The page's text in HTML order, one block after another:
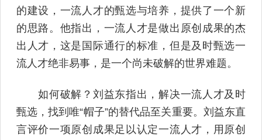
的建设，一流人才的甄选与培养，提供了一个新
的思路。他指出，一流人才是做出原创成果的杰
出人才，这是国际通行的标准，但是及时甄选一
流人才绝非易事，是一个尚未破解的世界难题。
如何破解？刘益东指出，解决一流人才及时
甄选，找到唯“帽子”的替代品至关重要。刘益东直
言评价一项原创成果足以认定一流人才，用原创